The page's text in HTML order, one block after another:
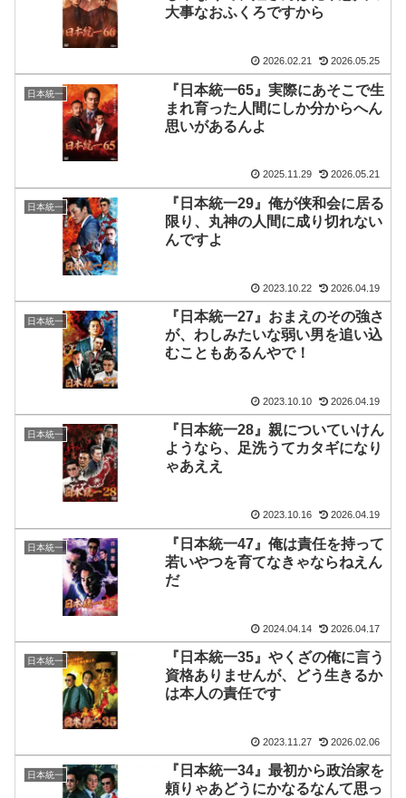
大事なおふくろですから
2026.02.21 2026.05.25
日本統一
『日本統一65』実際にあそこで生
まれ育った人間にしか分からへん
思いがあるんよ
2025.11.29 2026.05.21
日本統一
『日本統一29』俺が侠和会に居る
限り、丸神の人間に成り切れない
んですよ
2023.10.22 2026.04.19
日本統一
『日本統一27』おまえのその強さ
が、わしみたいな弱い男を追い込
むこともあるんやで！
2023.10.10 2026.04.19
日本統一
『日本統一28』親についていけん
ようなら、足洗うてカタギになり
ゃあええ
2023.10.16 2026.04.19
日本統一
『日本統一47』俺は責任を持って
若いやつを育てなきゃならねえん
だ
2024.04.14 2026.04.17
日本統一
『日本統一35』やくざの俺に言う
資格ありませんが、どう生きるか
は本人の責任です
2023.11.27 2026.02.06
日本統一
『日本統一34』最初から政治家を
頼りゃあどうにかなるなんて思っ